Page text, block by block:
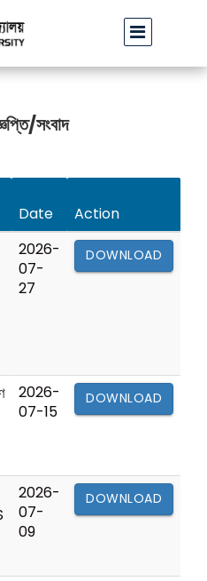
সর্বসাধারণকে সতর্ক থাকার আহ্বান
সংবাদ
Date
Action
2026-
07-
27
DOWNLOAD
2026-
07-15
DOWNLOAD
2026-
07-
09
DOWNLOAD